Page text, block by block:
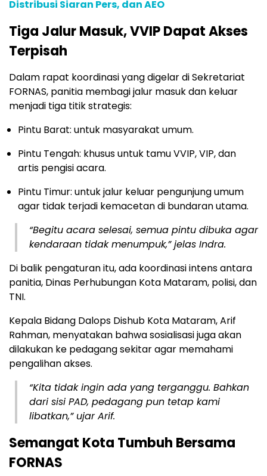
Distribusi Siaran Pers, dan AEO
Tiga Jalur Masuk, VVIP Dapat Akses
Terpisah
Dalam rapat koordinasi yang digelar di Sekretariat
FORNAS, panitia membagi jalur masuk dan keluar
menjadi tiga titik strategis:
Pintu Barat: untuk masyarakat umum.
Pintu Tengah: khusus untuk tamu VVIP, VIP, dan
artis pengisi acara.
Pintu Timur: untuk jalur keluar pengunjung umum
agar tidak terjadi kemacetan di bundaran utama.
“Begitu acara selesai, semua pintu dibuka agar
kendaraan tidak menumpuk,” jelas Indra.
Di balik pengaturan itu, ada koordinasi intens antara
panitia, Dinas Perhubungan Kota Mataram, polisi, dan
TNI.
Kepala Bidang Dalops Dishub Kota Mataram, Arif
Rahman, menyatakan bahwa sosialisasi juga akan
dilakukan ke pedagang sekitar agar memahami
pengalihan akses.
“Kita tidak ingin ada yang terganggu. Bahkan
dari sisi PAD, pedagang pun tetap kami
libatkan,” ujar Arif.
Semangat Kota Tumbuh Bersama
FORNAS